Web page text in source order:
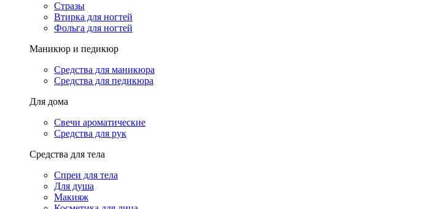
Стразы
Втирка для ногтей
Фольга для ногтей
Маникюр и педикюр
Средства для маникюра
Средства для педикюра
Для дома
Свечи ароматические
Средства для рук
Средства для тела
Спреи для тела
Для душа
Макияж